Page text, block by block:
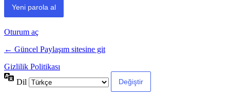
Oturum aç
← Güncel Paylaşım sitesine git
Gizlilik Politikası
Dil